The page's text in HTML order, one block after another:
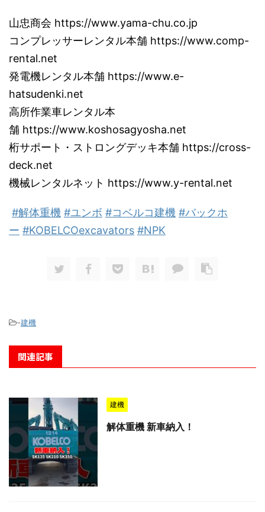
山忠商会 https://www.yama-chu.co.jp
コンプレッサーレンタル本舗 https://www.comp-
rental.net
発電機レンタル本舗 https://www.e-
hatsudenki.net
高所作業車レンタル本
舗 https://www.koshosagyosha.net
桁サポート・ストロングデッキ本舗 https://cross-
deck.net
機械レンタルネット https://www.y-rental.net
#解体重機 #ユンボ #コベルコ建機 #バックホ
ー #KOBELCOexcavators #NPK
-建機
関連記事
建機
解体重機 新車納入！